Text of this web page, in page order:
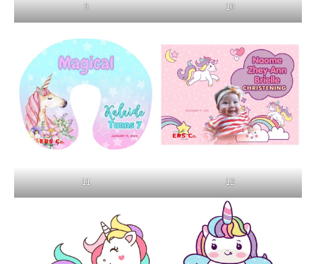
9 10
11 12